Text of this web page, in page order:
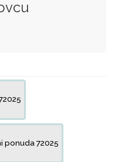
ponuda 72025